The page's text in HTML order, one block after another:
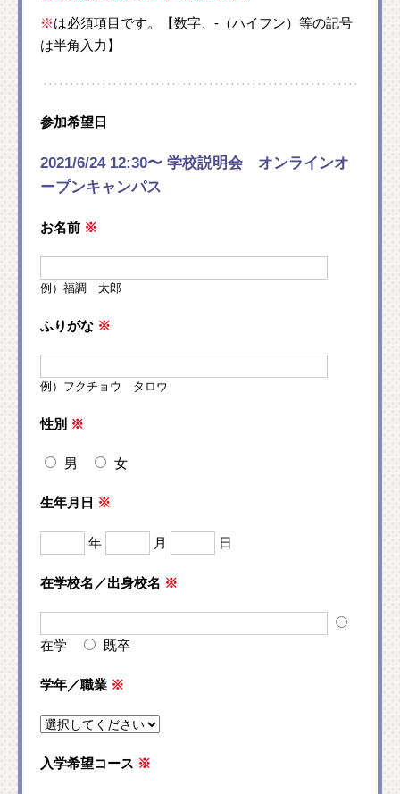
※は必須項目です。【数字、-（ハイフン）等の記号
は半角入力】
参加希望日
2021/6/24 12:30〜 学校説明会 オンラインオ
ープンキャンパス
お名前 ※
例）福調 太郎
ふりがな ※
例）フクチョウ タロウ
性別 ※
男 女
生年月日 ※
年 月 日
在学校名／出身校名 ※
在学 既卒
学年／職業 ※
入学希望コース ※